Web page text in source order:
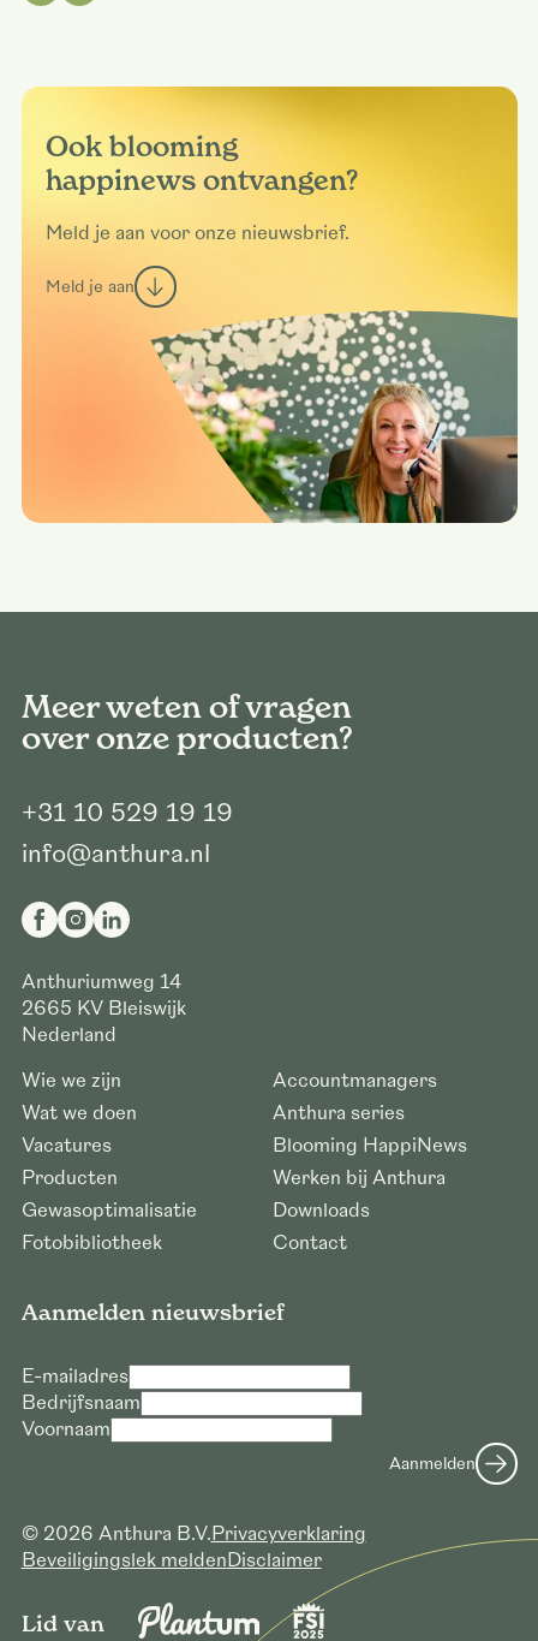
Ook blooming
happinews ontvangen?
Meld je aan voor onze nieuwsbrief.
Meld je aan
Meer weten of vragen
over onze producten?
+31 10 529 19 19
info@anthura.nl
Anthuriumweg 14
2665 KV Bleiswijk
Nederland
Wie we zijn
Wat we doen
Vacatures
Producten
Gewasoptimalisatie
Fotobibliotheek
Accountmanagers
Anthura series
Blooming HappiNews
Werken bij Anthura
Downloads
Contact
Aanmelden nieuwsbrief
E-mailadres
Bedrijfsnaam
Voornaam
Aanmelden
© 2026 Anthura B.V.Privacyverklaring
Beveiligingslek meldenDisclaimer
Lid van